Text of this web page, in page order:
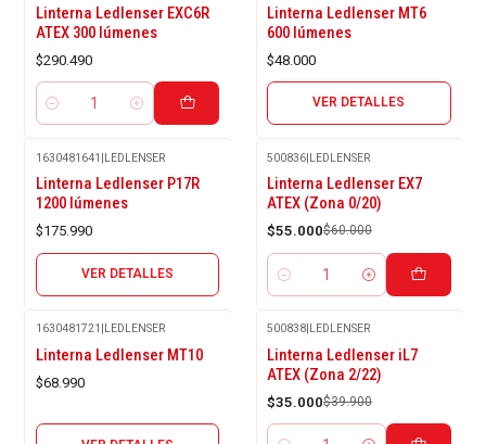
Linterna Ledlenser EXC6R
ATEX 300 lúmenes
$290.490
Cantidad
Linterna Ledlenser MT6
600 lúmenes
$48.000
VER DETALLES
1630481641 |LEDLENSER
Linterna Ledlenser P17R
1200 lúmenes
$175.990
VER DETALLES
-8%
OFF
500836|LEDLENSER
Linterna Ledlenser EX7
ATEX (Zona 0/20)
$55.000$60.000
Cantidad
1630481721 LEDLENSER
Linterna Ledlenser MT10
$68.990
-12%
OFF
500838 LEDLENSER
Linterna Ledlenser iL7
ATEX (Zona 2/22)
$35.000$39.900